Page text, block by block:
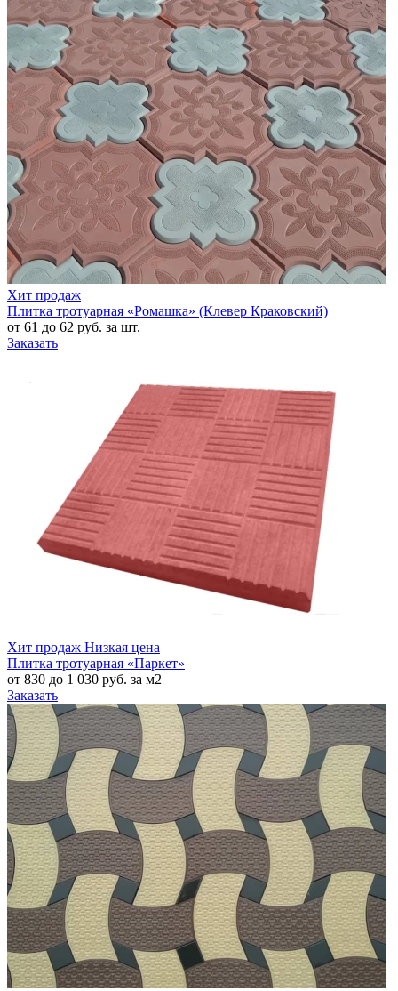
Хит продаж
Плитка тротуарная «Ромашка» (Клевер Краковский)
от 61 до 62 руб. за шт.
Заказать
Хит продаж Низкая цена
Плитка тротуарная «Паркет»
от 830 до 1 030 руб. за м2
Заказать